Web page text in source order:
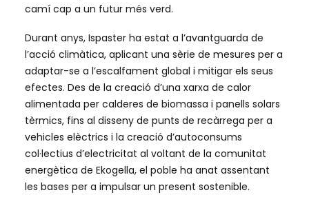
camí cap a un futur més verd.
Durant anys, Ispaster ha estat a l’avantguarda de
l’acció climàtica, aplicant una sèrie de mesures per a
adaptar-se a l’escalfament global i mitigar els seus
efectes. Des de la creació d’una xarxa de calor
alimentada per calderes de biomassa i panells solars
tèrmics, fins al disseny de punts de recàrrega per a
vehicles elèctrics i la creació d’autoconsums
col·lectius d’electricitat al voltant de la comunitat
energètica de Ekogella, el poble ha anat assentant
les bases per a impulsar un present sostenible.